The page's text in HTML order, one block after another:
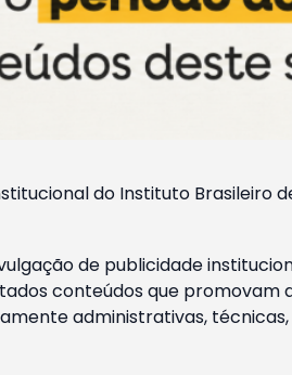
do Instituto Brasileiro
de publicidade
conteúdos que
administrativas,